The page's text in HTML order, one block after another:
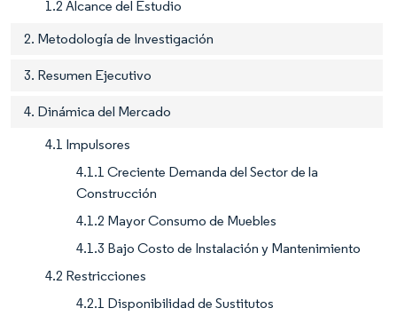
1.2 Alcance del Estudio
2. Metodología de Investigación
3. Resumen Ejecutivo
4. Dinámica del Mercado
4.1 Impulsores
4.1.1 Creciente Demanda del Sector de la
Construcción
4.1.2 Mayor Consumo de Muebles
4.1.3 Bajo Costo de Instalación y Mantenimiento
4.2 Restricciones
4.2.1 Disponibilidad de Sustitutos